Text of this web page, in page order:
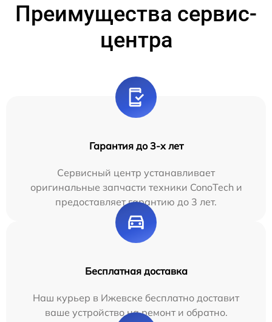
Преимущества сервис-
центра
Гарантия до 3-х лет
Сервисный центр устанавливает
оригинальные запчасти техники ConoTech и
предоставляет гарантию до 3 лет.
Бесплатная доставка
Наш курьер в Ижевске бесплатно доставит
ваше устройство на ремонт и обратно.